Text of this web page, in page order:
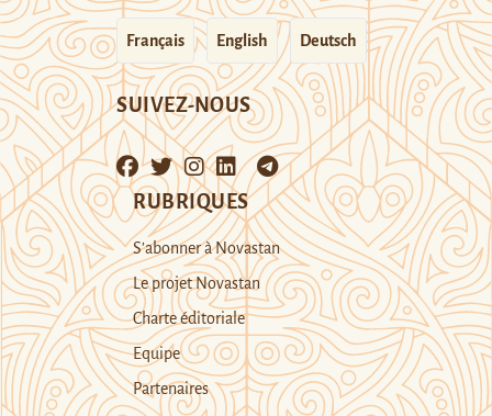
Français English Deutsch
SUIVEZ-NOUS
RUBRIQUES
S’abonner à Novastan
Le projet Novastan
Charte éditoriale
Equipe
Partenaires